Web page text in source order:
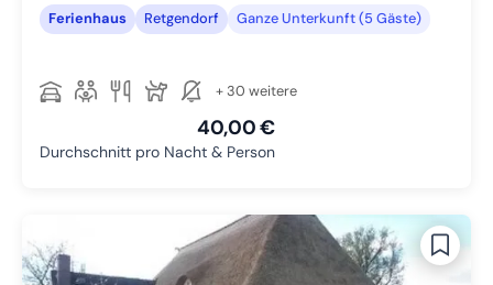
Ferienhaus Retgendorf Ganze Unterkunft (5 Gäste)
+ 30 weitere
40,00 €
Durchschnitt pro Nacht & Person